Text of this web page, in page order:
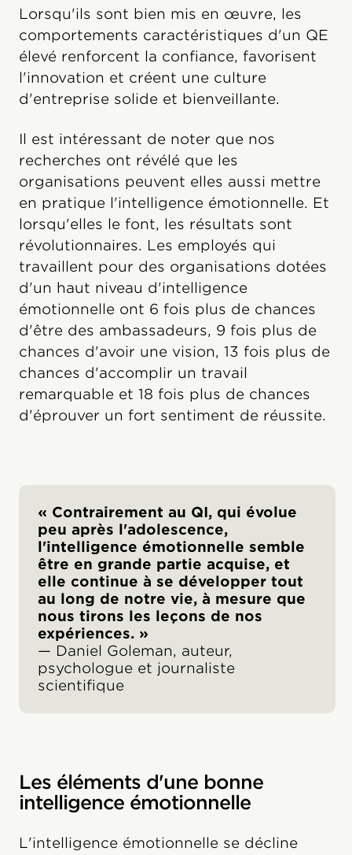
Lorsqu'ils sont bien mis en œuvre, les
comportements caractéristiques d'un QE
élevé renforcent la confiance, favorisent
l'innovation et créent une culture
d'entreprise solide et bienveillante.
Il est intéressant de noter que nos
recherches ont révélé que les
organisations peuvent elles aussi mettre
en pratique l'intelligence émotionnelle. Et
lorsqu'elles le font, les résultats sont
révolutionnaires. Les employés qui
travaillent pour des organisations dotées
d'un haut niveau d'intelligence
émotionnelle ont 6 fois plus de chances
d'être des ambassadeurs, 9 fois plus de
chances d'avoir une vision, 13 fois plus de
chances d'accomplir un travail
remarquable et 18 fois plus de chances
d'éprouver un fort sentiment de réussite.
« Contrairement au QI, qui évolue
peu après l'adolescence,
l'intelligence émotionnelle semble
être en grande partie acquise, et
elle continue à se développer tout
au long de notre vie, à mesure que
nous tirons les leçons de nos
expériences. »
— Daniel Goleman, auteur,
psychologue et journaliste
scientifique
Les éléments d'une bonne
intelligence émotionnelle
L'intelligence émotionnelle se décline